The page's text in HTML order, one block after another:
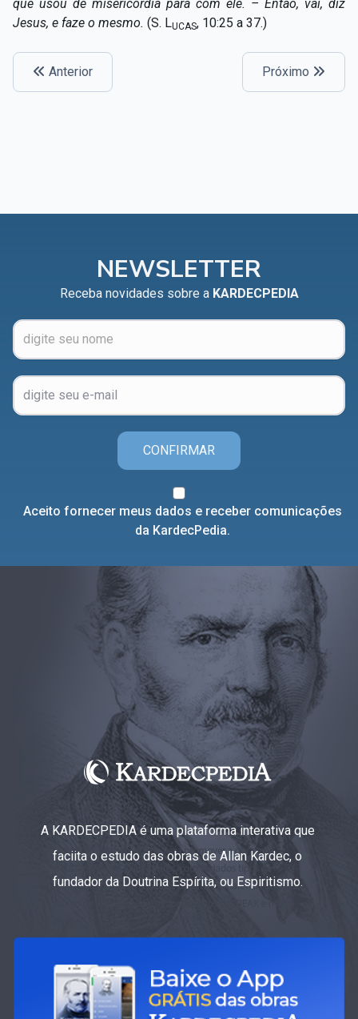
que usou de misericórdia para com ele. – Então, vai, diz
Jesus, e faze o mesmo. (S. LUCAS, 10:25 a 37.)
Anterior Próximo
NEWSLETTER
Receba novidades sobre a KARDECPEDIA
CONFIRMAR
Aceito fornecer meus dados e receber comunicações
da KardecPedia.
A KARDECPEDIA é uma plataforma interativa que
faciita o estudo das obras de Allan Kardec, o
fundador da Doutrina Espírita, ou Espiritismo.